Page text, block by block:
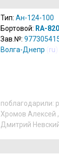
Тип: Ан-124-100
Бортовой: RA-
Зав.№:
Волга-Днепр
ru
поблагодарили:
Хромов Алексей ,
Дмитрий